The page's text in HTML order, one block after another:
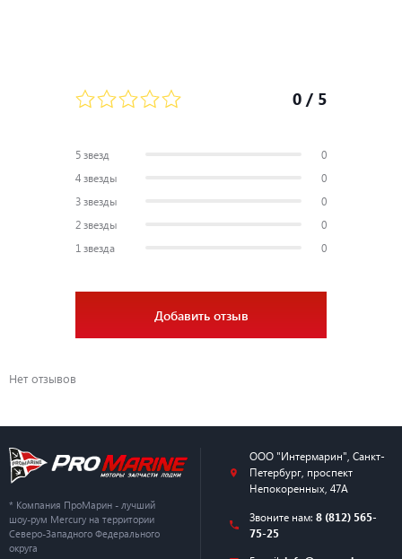
0 / 5
5 звезд
0
4 звезды
0
3 звезды
0
2 звезды
0
1 звезда
0
Добавить отзыв
Нет отзывов
* Компания ПроМарин - лучший
шоу-рум Mercury на территории
Северо-Западного Федерального
округа
ООО "Интермарин" Санкт-
Петербург, проспект
Непокоренных, 47А
Звоните нам: 8 (812) 565-
75-25